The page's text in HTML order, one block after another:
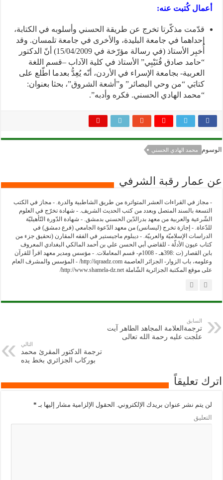
أعمال كُتبت عنه:
قدّمت مذكّرتا تخرج عن طريقة الحسني وأسلوبه في الكتابة،
إحداهما في جامعة البليدة، والأخرى في جامعة تلمسان. وقد
أُخبِر الأستاذ (في رسالة مؤرّخة في 15/04/2009) أنّ الدكتور
“حامد صادق قُنَيْبِي” الأستاذ في كلية الآداب –قسم اللغة
العربية- بجامعة الإسراء في الأردن، أنّه يُعِدُّ بعدما اطّلع على
كتابَي “من وحي البصائر” و”أشعة الشروق”، بحثا بعنوان:
“محمد الهادي الحسني. فكره وأدبه”.
الوسوم محمد الهادي الحسني
عن عمار رقبة الشرفي
- مجاز في القراءات العشر المتواترة من طريق الشاطبية والدرة. - مجاز في الكتب
التسعة بالسند المتصل وبعدد من كتب الحديث الشريف. - شهادة تخرّج في العلوم
الشّرعية والعربية من معهد بدرالدّين الحسني بدمشق. - شهادة الدّورة التّأهيليّة
للدّعاة. - إجازة تخرج (ليسانس) من معهد الدّعوة الجامعي (فرع دمشق) في
الدراسات الإسلاميّة والعربيّة. - ديبلوم ماجيستير في الفقه المقارن (تحقيق جزء من
كتاب عيون الأدلّة - للقاضي أبي الحسن علي بن أحمد المالكي البغدادي المعروف
بابن القصار (ت :398هـ - 1008م- قسم المعاملات. - مؤسس ومدير معهد اقرأ للقرآن
وعلومه، باب الزوار- الجزائر العاصمة http://iqraadz.com/ - المؤسس والمشرف العام
على موقع المكتبة الجزائرية الشّاملة http://www.shamela-dz.net/
السابق
ترجمةالعلامة المجاهد الطاهر آيت
علجت عليه رحمة الله تعالى
التالي
ترجمة الدكتور المقرئ محمد
بوركاب الجزائري بخط يده
اترك تعليقاً
لن يتم نشر عنوان بريدك الإلكتروني. الحقول الإلزامية مشار إليها بـ *
التعليق